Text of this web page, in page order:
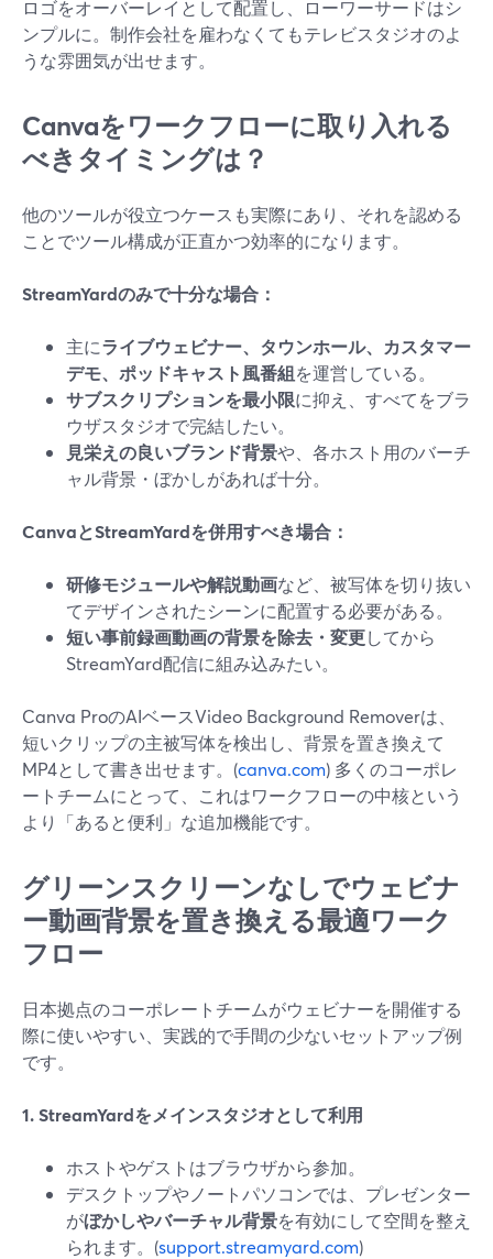
ロゴをオーバーレイとして配置し、ローワーサードはシ
ンプルに。制作会社を雇わなくてもテレビスタジオのよ
うな雰囲気が出せます。
Canvaをワークフローに取り入れる
べきタイミングは？
他のツールが役立つケースも実際にあり、それを認める
ことでツール構成が正直かつ効率的になります。
StreamYardのみで十分な場合：
主にライブウェビナー、タウンホール、カスタマー
デモ、ポッドキャスト風番組を運営している。
サブスクリプションを最小限に抑え、すべてをブラ
ウザスタジオで完結したい。
見栄えの良いブランド背景や、各ホスト用のバーチ
ャル背景・ぼかしがあれば十分。
CanvaとStreamYardを併用すべき場合：
研修モジュールや解説動画など、被写体を切り抜い
てデザインされたシーンに配置する必要がある。
短い事前録画動画の背景を除去・変更してから
StreamYard配信に組み込みたい。
Canva ProのAIベースVideo Background Removerは、
短いクリップの主被写体を検出し、背景を置き換えて
MP4として書き出せます。(canva.com) 多くのコーポレ
ートチームにとって、これはワークフローの中核という
より「あると便利」な追加機能です。
グリーンスクリーンなしでウェビナ
ー動画背景を置き換える最適ワーク
フロー
日本拠点のコーポレートチームがウェビナーを開催する
際に使いやすい、実践的で手間の少ないセットアップ例
です。
1. StreamYardをメインスタジオとして利用
ホストやゲストはブラウザから参加。
デスクトップやノートパソコンでは、プレゼンター
がぼかしやバーチャル背景を有効にして空間を整え
られます。(support.streamyard.com)